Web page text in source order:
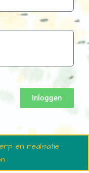
Inloggen
en realisatie